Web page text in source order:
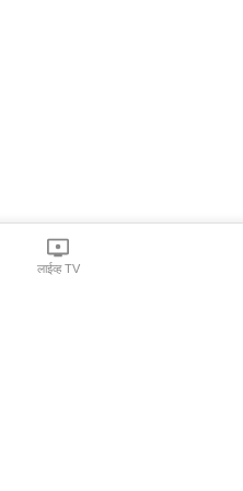
लाईव्ह TV